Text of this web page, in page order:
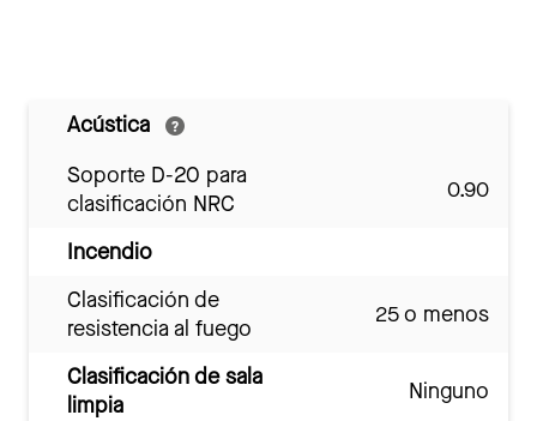
Acústica
Soporte D-20 para
clasificación NRC
0.90
Incendio
Clasificación de
resistencia al fuego
25 o menos
Clasificación de sala
limpia
Ninguno